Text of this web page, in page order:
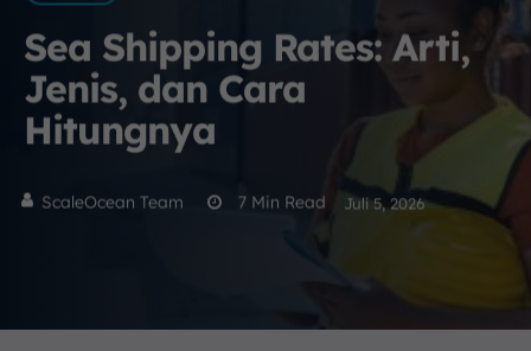
Sea Shipping Rates: Arti,
Jenis, dan Cara
Hitungnya
ScaleOcean Team 7 Min Read Juli 5, 2026